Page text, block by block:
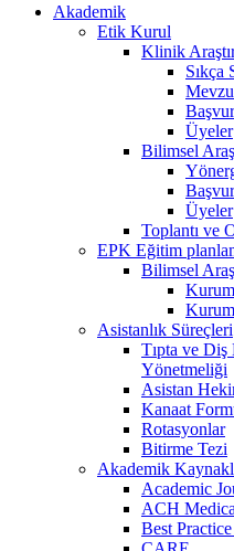
Akademik
Etik Kurul
Klinik
Sıkça
Üyeler
Bilimsel
Üyeler
Toplantı ve
EPK Eğitim
Bilimsel
Kurum
Asistanlık Süreçleri
Tıpta ve
Yönetmeliği
Asistan
Kanaat
Rotasyonlar
Bitirme Tezi
Akademik
Academic
ACH
Best